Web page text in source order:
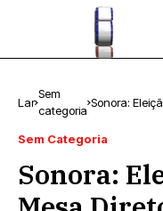
Lar
Sem
categoria
Sonora:
Sem Categoria
Sonora: